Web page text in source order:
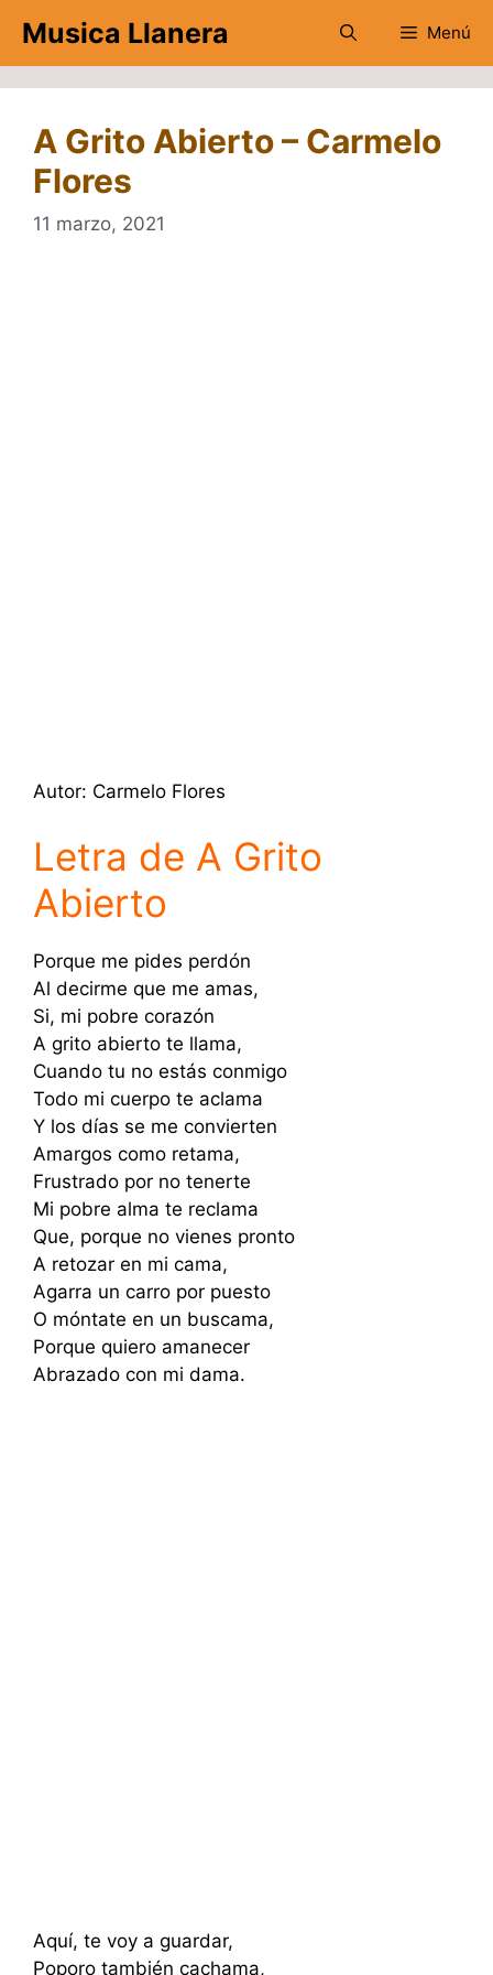
contenido
Musica Llanera Menú
A Grito Abierto – Carmelo
Flores
11 marzo, 2021
Autor: Carmelo Flores
Letra de A Grito
Abierto
Porque me pides perdón
Al decirme que me amas,
Si, mi pobre corazón
A grito abierto te llama,
Cuando tu no estás conmigo
Todo mi cuerpo te aclama
Y los días se me convierten
Amargos como retama,
Frustrado por no tenerte
Mi pobre alma te reclama
Que, porque no vienes pronto
A retozar en mi cama,
Agarra un carro por puesto
O móntate en un buscama,
Porque quiero amanecer
Abrazado con mi dama.
Aquí, te voy a guardar,
Poporo también cachama,